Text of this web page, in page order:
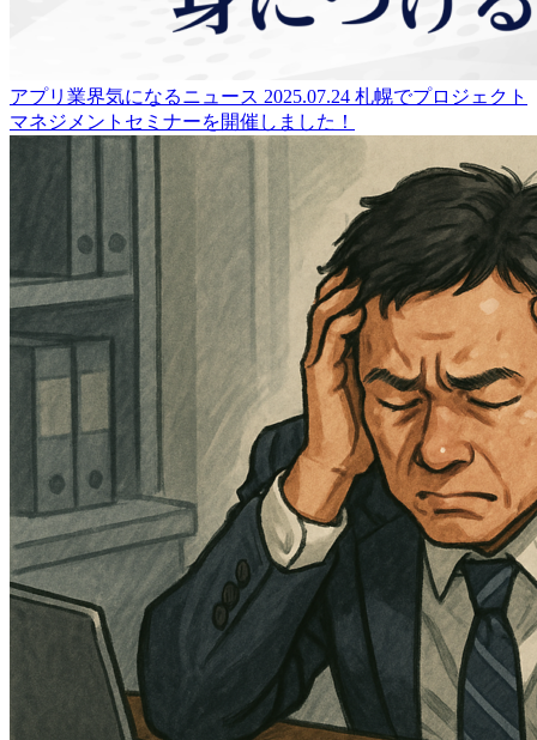
アプリ業界気になるニュース 2025.07.24 札幌でプロジェクト
マネジメントセミナーを開催しました！